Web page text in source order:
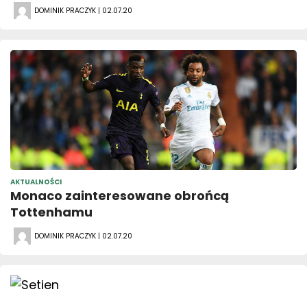
DOMINIK PRACZYK | 02.07.20
AKTUALNOŚCI
Monaco zainteresowane obrońcą
Tottenhamu
DOMINIK PRACZYK | 02.07.20